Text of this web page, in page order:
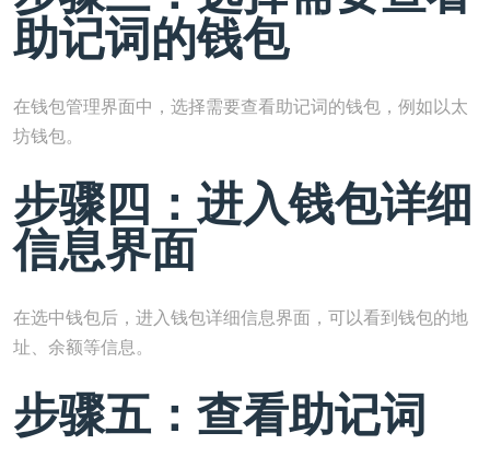
助记词的钱包
在钱包管理界面中，选择需要查看助记词的钱包，例如以太
坊钱包。
步骤四：进入钱包详细
信息界面
在选中钱包后，进入钱包详细信息界面，可以看到钱包的地
址、余额等信息。
步骤五：查看助记词